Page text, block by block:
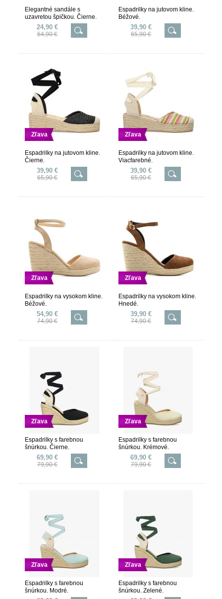
Elegantné sandále s
uzavretou špičkou. Čierne.
24,90 €
64,90 €
Espadrilky na jutovom kline.
Béžové.
39,90 €
65,90 €
Zľava
Espadrilky na jutovom kline.
Čierne.
39,90 €
65,90 €
Zľava
Espadrilky na jutovom kline.
Viacfarebné.
39,90 €
65,90 €
Zľava
Espadrilky na vysokom kline.
Béžové.
54,90 €
74,90 €
Zľava
Espadrilky na vysokom kline.
Hnedé.
39,90 €
74,90 €
Zľava
Espadrilky s farebnou
šnúrkou. Čierne.
69,90 €
79,90 €
Zľava
Espadrilky s farebnou
šnúrkou. Krémové.
69,90 €
79,90 €
Zľava
Espadrilky s farebnou
šnúrkou. Modré.
Zľava
Espadrilky s farebnou
šnúrkou. Zelené.